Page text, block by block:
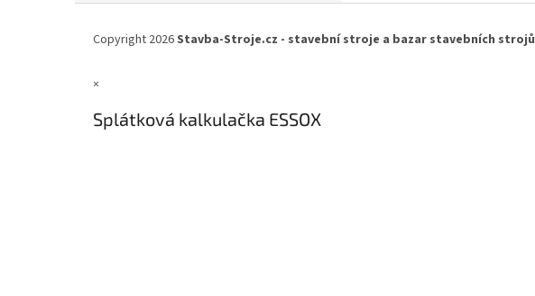
Copyright 2026Stavba-Stroje.cz - stavební stroje a bazar stavebních strojů
×
Splátková kalkulačka ESSOX